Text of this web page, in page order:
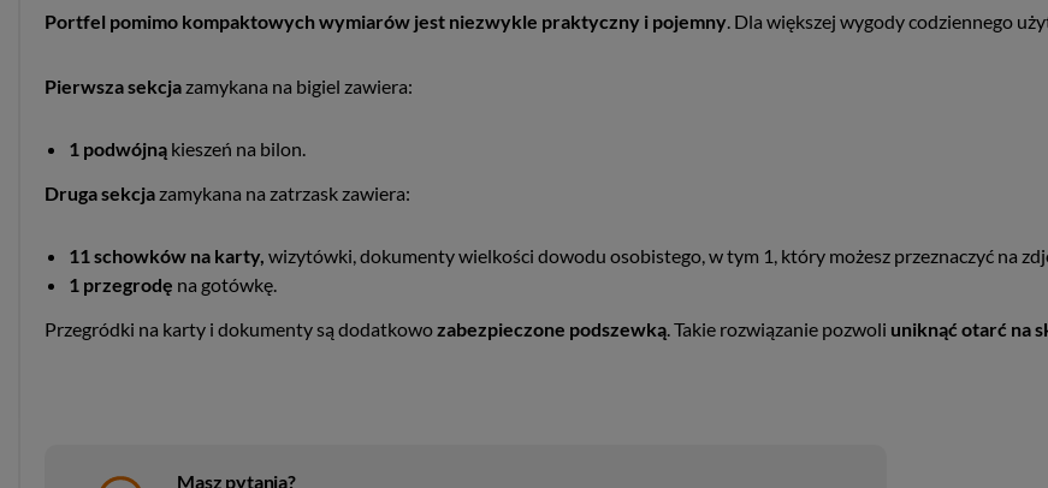
Portfel pomimo kompaktowych wymiarów jest niezwykle praktyczny i pojemny. Dla większej wygody codziennego
Pierwsza sekcjazamykana na bigiel zawiera:
1 podwójną kieszeń na bilon.
Druga sekcjazamykana na zatrzask zawiera:
11 schowków na karty, wizytówki, dokumenty wielkości dowodu osobistego, w tym 1, który możesz przeznaczyć na
1 przegrodę na gotówkę.
Przegródki na karty i dokumenty są dodatkowozabezpieczone podszewką. Takie rozwiązanie pozwoli uniknąć otarć na
Masz pytania?